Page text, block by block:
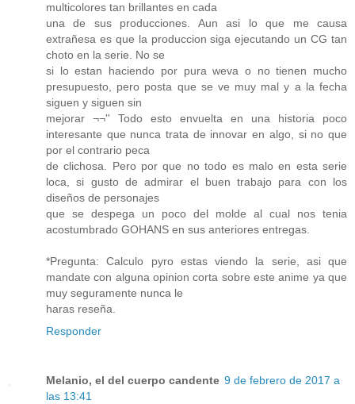
multicolores tan brillantes en cada
una de sus producciones. Aun asi lo que me causa
extrañesa es que la produccion siga ejecutando un CG tan
choto en la serie. No se
si lo estan haciendo por pura weva o no tienen mucho
presupuesto, pero posta que se ve muy mal y a la fecha
siguen y siguen sin
mejorar ¬¬'' Todo esto envuelta en una historia poco
interesante que nunca trata de innovar en algo, si no que
por el contrario peca
de clichosa. Pero por que no todo es malo en esta serie
loca, si gusto de admirar el buen trabajo para con los
diseños de personajes
que se despega un poco del molde al cual nos tenia
acostumbrado GOHANS en sus anteriores entregas.
*Pregunta: Calculo pyro estas viendo la serie, asi que
mandate con alguna opinion corta sobre este anime ya que
muy seguramente nunca le
haras reseña.
Responder
Melanio, el del cuerpo candente 9 de febrero de 2017 a
las 13:41